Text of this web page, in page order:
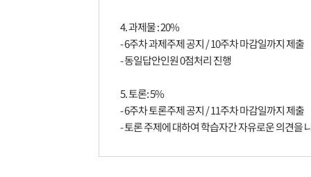
4. 과제물 : 20%
- 6주차 과제주제 공지 / 10주차 마감일까지 제출
- 동일답안인원 0점처리 진행
5. 토론: 5%
- 6주차 토론주제 공지 / 11주차 마감일까지 제출
- 토론 주제에 대하여 학습자간 자유로운 의견을